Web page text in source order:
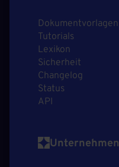
Dokumentvorlagen
Tutorials
Lexikon
Sicherheit
Changelog
Status
API
Unternehmen